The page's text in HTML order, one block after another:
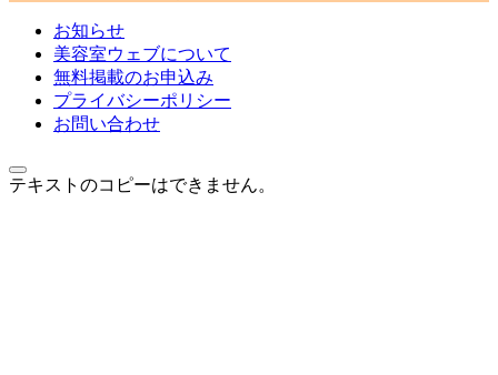
お知らせ
美容室ウェブについて
無料掲載のお申込み
プライバシーポリシー
お問い合わせ
テキストのコピーはできません。